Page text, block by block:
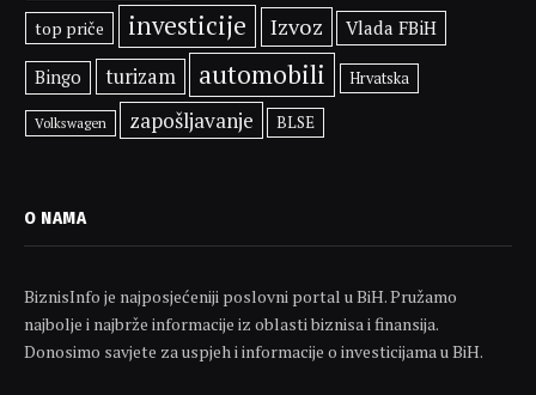
top priče investicije Izvoz Vlada FBiH
Bingo turizam automobili Hrvatska
Volkswagen zapošljavanje BLSE
O NAMA
BiznisInfo je najposjećeniji poslovni portal u BiH. Pružamo
najbolje i najbrže informacije iz oblasti biznisa i finansija.
Donosimo savjete za uspjeh i informacije o investicijama u BiH.